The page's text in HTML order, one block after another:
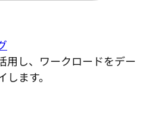
用し、ワークロードをデー
ます。